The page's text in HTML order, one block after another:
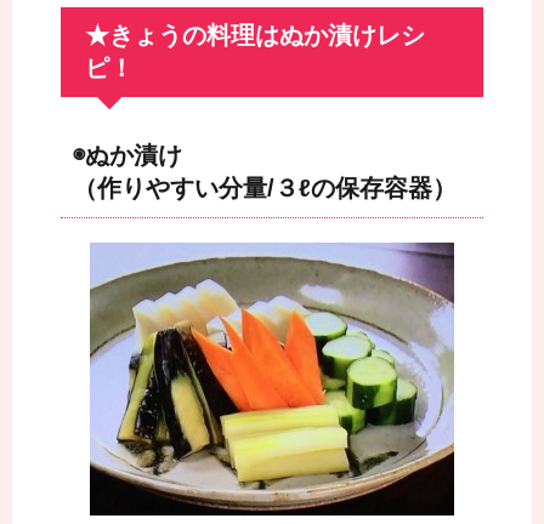
★きょうの料理はぬか漬けレシ
ピ！
◉ぬか漬け
（作りやすい分量/３ℓの保存容器）